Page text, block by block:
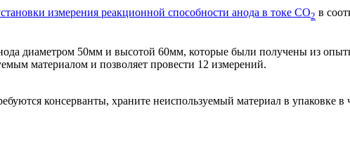
измерения реакционной способности анода в токе СО2 в
диаметром 50мм и высотой 60мм, которые были получены из
материалом и позволяет провести 12 измерений.
консерванты, храните неиспользуемый материал в упаковке в